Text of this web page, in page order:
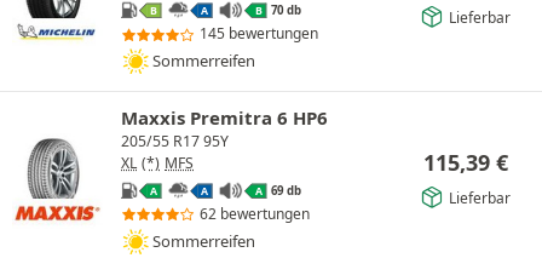
B A B 70 db
145 bewertungen
Sommerreifen
Lieferbar
Maxxis Premitra 6 HP6
205/55 R17 95Y
XL (*) MFS
A A A 69 db
62 bewertungen
Sommerreifen
115,39 €
Lieferbar